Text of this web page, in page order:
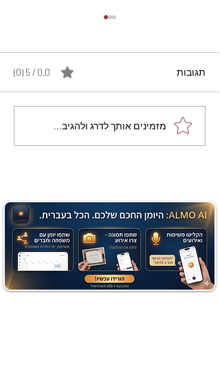
מתכון מנצח עוגת מייפל
שוקולד בחושה וקלה - זיוה
תגובות 0.0 / 5 ‏(0)
מזמינים אותך לדרג ולהגיב...